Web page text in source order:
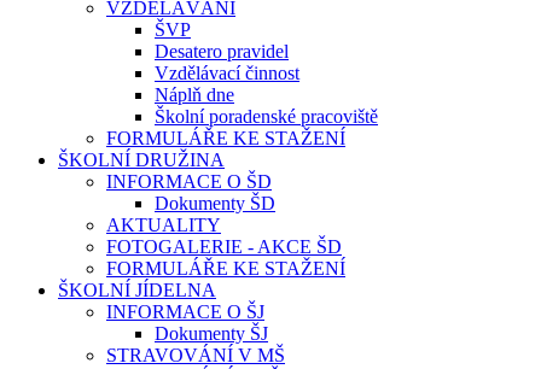
VZDĚLÁVÁNÍ
ŠVP
Desatero pravidel
Vzdělávací činnost
Náplň dne
Školní poradenské pracoviště
FORMULÁŘE KE STAŽENÍ
ŠKOLNÍ DRUŽINA
INFORMACE O ŠD
Dokumenty ŠD
AKTUALITY
FOTOGALERIE - AKCE ŠD
FORMULÁŘE KE STAŽENÍ
ŠKOLNÍ JÍDELNA
INFORMACE O ŠJ
Dokumenty ŠJ
STRAVOVÁNÍ V MŠ